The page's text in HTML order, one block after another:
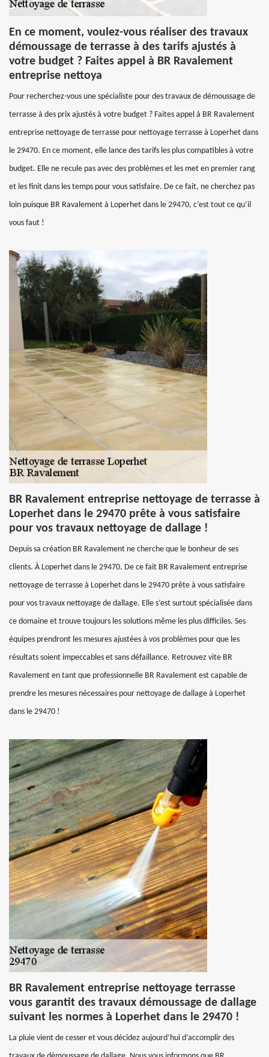
En ce moment, voulez-vous réaliser des travaux
démoussage de terrasse à des tarifs ajustés à
votre budget ? Faites appel à BR Ravalement
entreprise nettoya
Pour recherchez-vous une spécialiste pour des travaux de démoussage de
terrasse à des prix ajustés à votre budget ? Faites appel à BR Ravalement
entreprise nettoyage de terrasse pour nettoyage terrasse à Loperhet dans
le 29470. En ce moment, elle lance des tarifs les plus compatibles à votre
budget. Elle ne recule pas avec des problèmes et les met en premier rang
et les finit dans les temps pour vous satisfaire. De ce fait, ne cherchez pas
loin puisque BR Ravalement à Loperhet dans le 29470, c’est tout ce qu’il
vous faut !
BR Ravalement entreprise nettoyage de terrasse à
Loperhet dans le 29470 prête à vous satisfaire
pour vos travaux nettoyage de dallage !
Depuis sa création BR Ravalement ne cherche que le bonheur de ses
clients. À Loperhet dans le 29470. De ce fait BR Ravalement entreprise
nettoyage de terrasse à Loperhet dans le 29470 prête à vous satisfaire
pour vos travaux nettoyage de dallage. Elle s’est surtout spécialisée dans
ce domaine et trouve toujours les solutions même les plus difficiles. Ses
équipes prendront les mesures ajustées à vos problèmes pour que les
résultats soient impeccables et sans défaillance. Retrouvez vite BR
Ravalement en tant que professionnelle BR Ravalement est capable de
prendre les mesures nécessaires pour nettoyage de dallage à Loperhet
dans le 29470 !
BR Ravalement entreprise nettoyage terrasse
vous garantit des travaux démoussage de dallage
suivant les normes à Loperhet dans le 29470 !
La pluie vient de cesser et vous décidez aujourd’hui d’accomplir des